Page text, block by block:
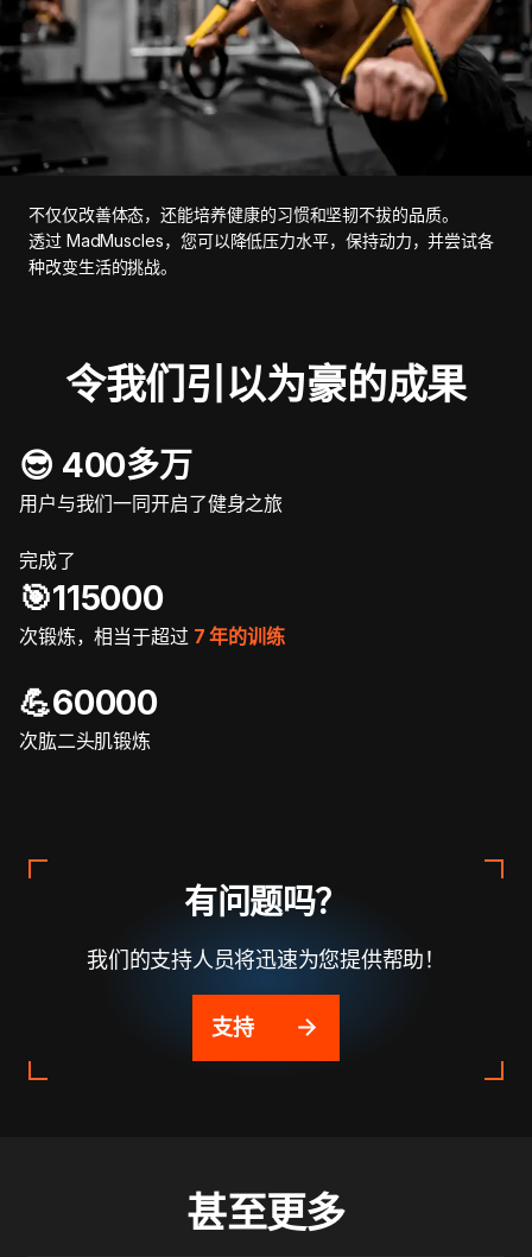
不仅仅改善体态，还能培养健康的习惯和坚韧不拔的品质。
透过 MadMuscles，您可以降低压力水平，保持动力，并尝试各
种改变生活的挑战。
令我们引以为豪的成果
😎 400多万
用户与我们一同开启了健身之旅
完成了
🎯️115000
次锻炼，相当于超过 7 年的训练
💪60000
次肱二头肌锻炼
有问题吗？
我们的支持人员将迅速为您提供帮助！
支持
甚至更多